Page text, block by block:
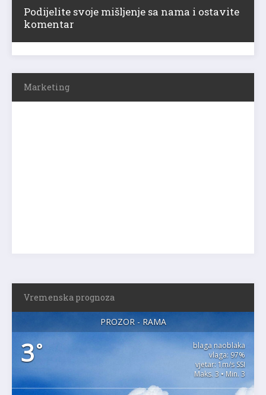
Podijelite svoje mišljenje sa nama i ostavite
komentar
Marketing
Vremenska prognoza
PROZOR - RAMA
3°
blaga naoblaka
vlaga: 97%
vjetar: 1m/s SSI
Maks. 3 • Min. 3